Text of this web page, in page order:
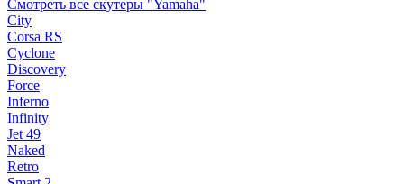
Смотреть все скутеры "Yamaha"
City
Corsa RS
Cyclone
Discovery
Force
Inferno
Infinity
Jet 49
Naked
Retro